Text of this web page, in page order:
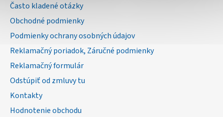
Často kladené otázky
Obchodné podmienky
Podmienky ochrany osobných údajov
Reklamačný poriadok, Záručné podmienky
Reklamačný formulár
Odstúpiť od zmluvy tu
Kontakty
Hodnotenie obchodu